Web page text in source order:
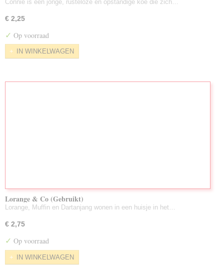
Connie is een jonge, rusteloze en opstandige koe die zich…
€ 2,25
✓ Op voorraad
IN WINKELWAGEN
Lorange & Co (Gebruikt)
Lorange, Muffin en Dartanjang wonen in een huisje in het…
€ 2,75
✓ Op voorraad
IN WINKELWAGEN